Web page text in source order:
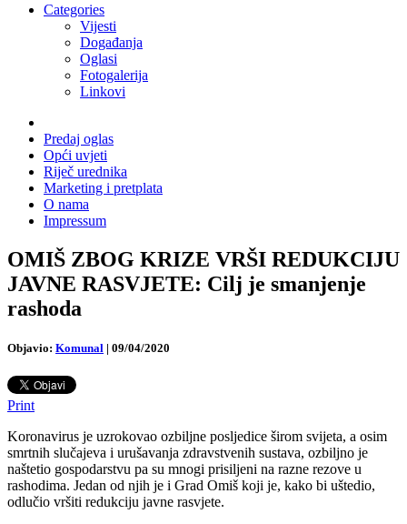
Categories
Vijesti
Događanja
Oglasi
Fotogalerija
Linkovi
Predaj oglas
Opći uvjeti
Riječ urednika
Marketing i pretplata
O nama
Impressum
OMIŠ ZBOG KRIZE VRŠI REDUKCIJU
JAVNE RASVJETE: Cilj je smanjenje
rashoda
Objavio: Komunal | 09/04/2020
Print
Koronavirus je uzrokovao ozbiljne posljedice širom svijeta, a osim
smrtnih slučajeva i urušavanja zdravstvenih sustava, ozbiljno je
naštetio gospodarstvu pa su mnogi prisiljeni na razne rezove u
rashodima. Jedan od njih je i Grad Omiš koji je, kako bi uštedio,
odlučio vršiti redukciju javne rasvjete.